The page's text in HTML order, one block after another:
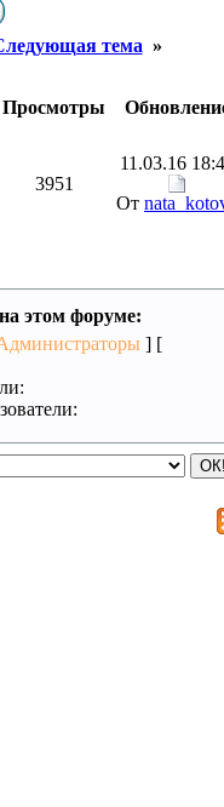
тема »
Просмотры
3951
11.03.16
От
этом форуме:
] [